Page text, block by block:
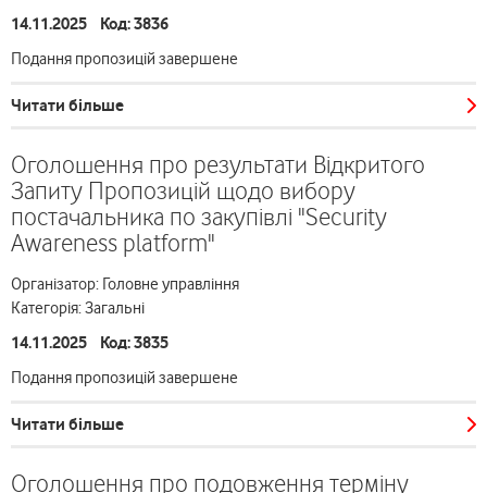
14.11.2025 Код: 3836
Подання пропозицій завершене
Читати більше
Оголошення про результати Відкритого
Запиту Пропозицій щодо вибору
постачальника по закупівлі "Security
Awareness platform"
Організатор: Головне управління
Категорія: Загальні
14.11.2025 Код: 3835
Подання пропозицій завершене
Читати більше
Оголошення про подовження терміну